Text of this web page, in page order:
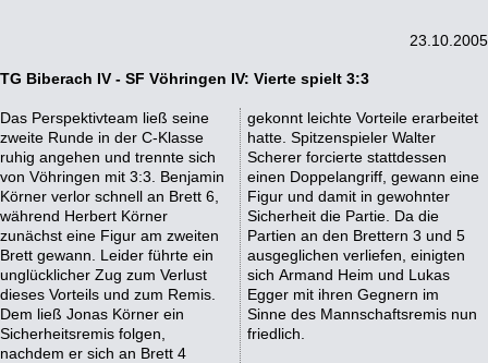
23.10.2005
TG Biberach IV - SF Vöhringen IV: Vierte spielt 3:3
Das Perspektivteam ließ seine
zweite Runde in der C-Klasse
ruhig angehen und trennte sich
von Vöhringen mit 3:3. Benjamin
Körner verlor schnell an Brett 6,
während Herbert Körner
zunächst eine Figur am zweiten
Brett gewann. Leider führte ein
unglücklicher Zug zum Verlust
dieses Vorteils und zum Remis.
Dem ließ Jonas Körner ein
Sicherheitsremis folgen,
nachdem er sich an Brett 4
gekonnt leichte Vorteile erarbeitet
hatte. Spitzenspieler Walter
Scherer forcierte stattdessen
einen Doppelangriff, gewann eine
Figur und damit in gewohnter
Sicherheit die Partie. Da die
Partien an den Brettern 3 und 5
ausgeglichen verliefen, einigten
sich Armand Heim und Lukas
Egger mit ihren Gegnern im
Sinne des Mannschaftsremis nun
friedlich.